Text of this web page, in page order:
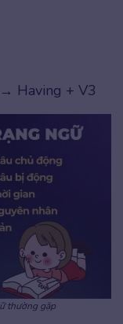
Having + V3
thường gặp